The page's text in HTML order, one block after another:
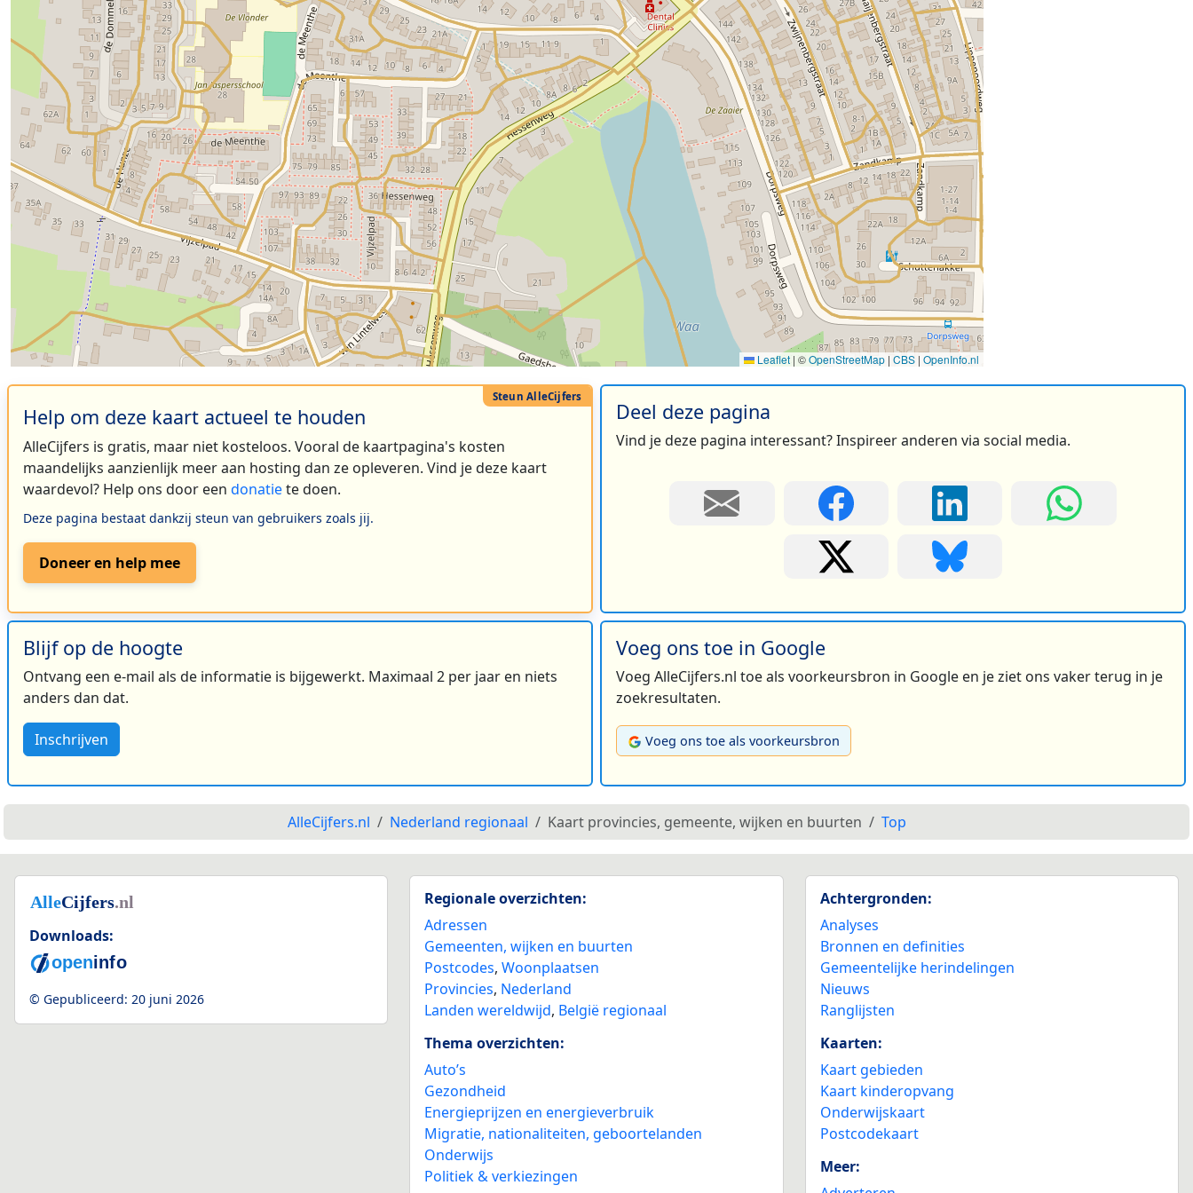
Leaflet | ©OpenStreetMap | CBS | OpenInfo.nl
Help om deze kaart actueel te houden
AlleCijfers is gratis, maar niet kosteloos. Vooral de kaartpagina's kosten
maandelijks aanzienlijk meer aan hosting dan ze opleveren. Vind je deze kaart
waardevol? Help ons door een donatiete doen.
Deze pagina bestaat dankzij steun van gebruikers zoals jij.
Doneer en help mee
Deel deze pagina
Vind je deze pagina interessant? Inspireer anderen via social media.
Blijf op de hoogte
Ontvang een e-mail als de informatie is bijgewerkt. Maximaal 2 per jaar en niets
anders dan dat.
Inschrijven
Voeg ons toe in Google
Voeg AlleCijfers.nl toe als voorkeursbron in Google en je ziet ons vaker terug in je
zoekresultaten.
Voeg ons toe als voorkeursbron
AlleCijfers.nl Nederland regionaal Kaart provincies, gemeente, wijken en buurten Top
Downloads:
© Gepubliceerd: 20 juni 2026
Regionale overzichten:
Adressen
Gemeenten, wijken en buurten
Postcodes,Woonplaatsen
Provincies, Nederland
Landen wereldwijd, België regionaal
Thema overzichten:
Auto’s
Gezondheid
Energieprijzen en energieverbruik
Migratie, nationaliteiten, geboortelanden
Onderwijs
Politiek & verkiezingen
Achtergronden:
Analyses
Bronnen en definities
Gemeentelijke herindelingen
Nieuws
Ranglijsten
Kaarten:
Kaart gebieden
Kaart kinderopvang
Onderwijskaart
Postcodekaart
Meer: